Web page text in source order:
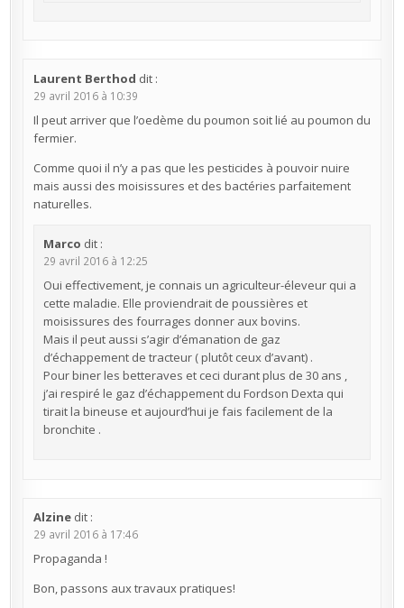
Laurent Berthod dit :
29 avril 2016 à 10:39
Il peut arriver que l’oedème du poumon soit lié au poumon du
fermier.
Comme quoi il n’y a pas que les pesticides à pouvoir nuire
mais aussi des moisissures et des bactéries parfaitement
naturelles.
Marco dit :
29 avril 2016 à 12:25
Oui effectivement, je connais un agriculteur-éleveur qui a
cette maladie. Elle proviendrait de poussières et
moisissures des fourrages donner aux bovins.
Mais il peut aussi s’agir d’émanation de gaz
d’échappement de tracteur ( plutôt ceux d’avant) .
Pour biner les betteraves et ceci durant plus de 30 ans ,
j’ai respiré le gaz d’échappement du Fordson Dexta qui
tirait la bineuse et aujourd’hui je fais facilement de la
bronchite .
Alzine dit :
29 avril 2016 à 17:46
Propaganda !
Bon, passons aux travaux pratiques!